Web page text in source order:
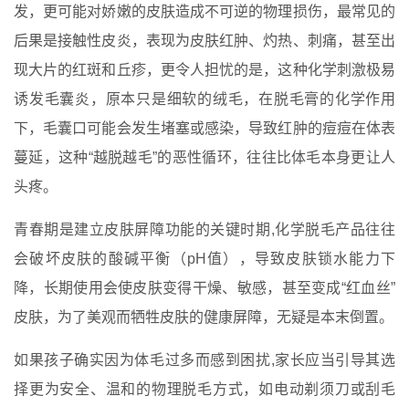
发，更可能对娇嫩的皮肤造成不可逆的物理损伤，最常见的
后果是接触性皮炎，表现为皮肤红肿、灼热、刺痛，甚至出
现大片的红斑和丘疹，更令人担忧的是，这种化学刺激极易
诱发毛囊炎，原本只是细软的绒毛，在脱毛膏的化学作用
下，毛囊口可能会发生堵塞或感染，导致红肿的痘痘在体表
蔓延，这种“越脱越毛”的恶性循环，往往比体毛本身更让人
头疼。
青春期是建立皮肤屏障功能的关键时期,化学脱毛产品往往
会破坏皮肤的酸碱平衡（pH值），导致皮肤锁水能力下
降，长期使用会使皮肤变得干燥、敏感，甚至变成“红血丝”
皮肤，为了美观而牺牲皮肤的健康屏障，无疑是本末倒置。
如果孩子确实因为体毛过多而感到困扰,家长应当引导其选
择更为安全、温和的物理脱毛方式，如电动剃须刀或刮毛